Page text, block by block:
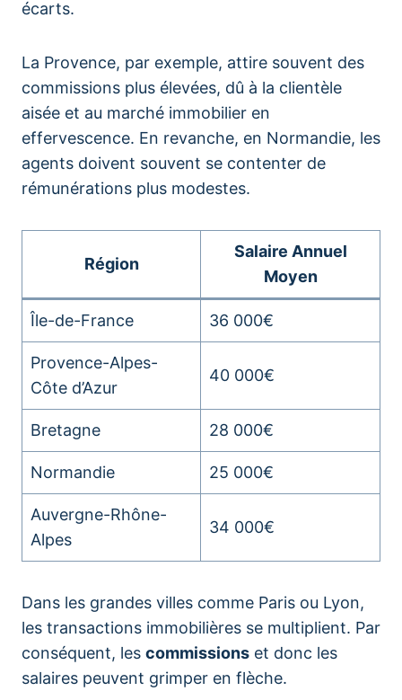
écarts.
La Provence, par exemple, attire souvent des
commissions plus élevées, dû à la clientèle
aisée et au marché immobilier en
effervescence. En revanche, en Normandie, les
agents doivent souvent se contenter de
rémunérations plus modestes.
Région
Salaire Annuel
Moyen
Île-de-France 36 000€
Provence-Alpes-
Côte d’Azur
40 000€
Bretagne 28 000€
Normandie 25 000€
Auvergne-Rhône-
Alpes
34 000€
Dans les grandes villes comme Paris ou Lyon,
les transactions immobilières se multiplient. Par
conséquent, les commissions et donc les
salaires peuvent grimper en flèche.